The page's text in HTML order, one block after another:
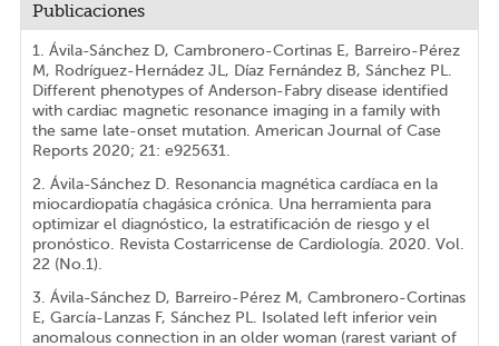
Publicaciones
1. Ávila-Sánchez D, Cambronero-Cortinas E, Barreiro-Pérez
M, Rodríguez-Hernádez JL, Díaz Fernández B, Sánchez PL.
Different phenotypes of Anderson-Fabry disease identified
with cardiac magnetic resonance imaging in a family with
the same late-onset mutation. American Journal of Case
Reports 2020; 21: e925631.
2. Ávila-Sánchez D. Resonancia magnética cardíaca en la
miocardiopatía chagásica crónica. Una herramienta para
optimizar el diagnóstico, la estratificación de riesgo y el
pronóstico. Revista Costarricense de Cardiología. 2020. Vol.
22 (No.1).
3. Ávila-Sánchez D, Barreiro-Pérez M, Cambronero-Cortinas
E, García-Lanzas F, Sánchez PL. Isolated left inferior vein
anomalous connection in an older woman (rarest variant of